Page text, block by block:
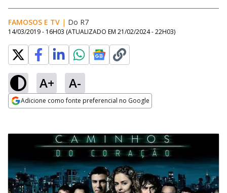
FAMOSOS E TV | Do R7
14/03/2019 - 16H03 (ATUALIZADO EM 21/02/2024 - 22H03)
A+ A-
Adicione como fonte preferencial no Google